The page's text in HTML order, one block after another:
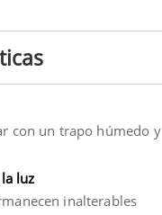
con un trapo húmedo y
luz
inalterables